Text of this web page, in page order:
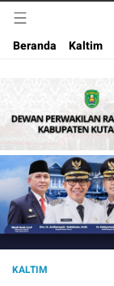
Beranda
Kaltim
KALTIM